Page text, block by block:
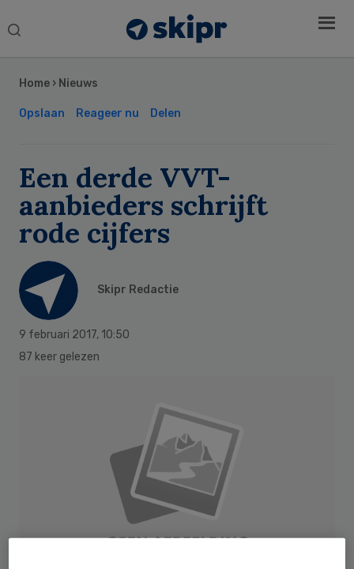
Search
Home › Nieuws
Opslaan Reageer nu Delen
Een derde VVT-
aanbieders schrijft
rode cijfers
Skipr Redactie
9 februari 2017, 10:50
87 keer gelezen
Sidebar